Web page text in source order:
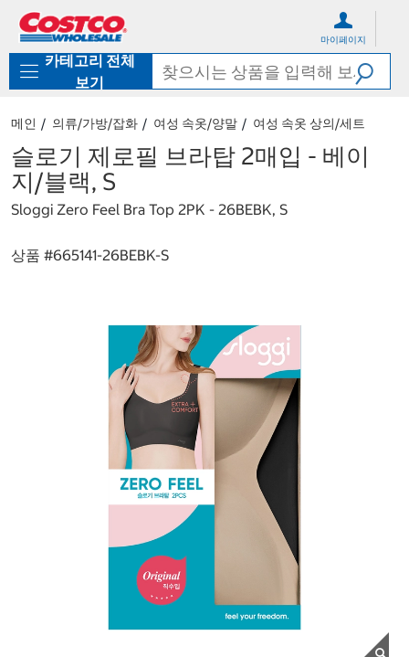
로
기
가
마이페이지
카테고리 전체
보기
메인 의류/가방/잡화 여성 속옷/양말 여성 속옷 상의/세트
슬로기 제로필 브라탑 2매입 - 베이
지/블랙, S
Sloggi Zero Feel Bra Top 2PK - 26BEBK, S
상품 #665141-26BEBK-S